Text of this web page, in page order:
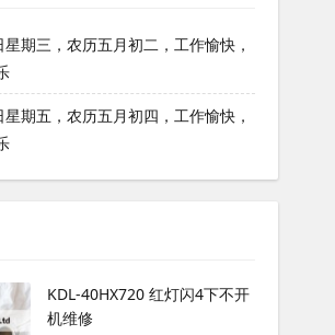
星期三，农历五月初二，工作愉快，
星期五，农历五月初四，工作愉快，
KDL-40HX720 红灯闪4下不开
机维修